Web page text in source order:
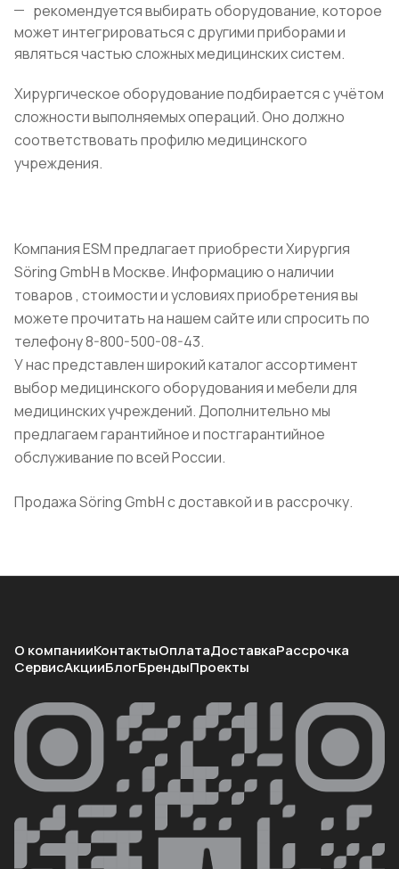
рекомендуется выбирать оборудование, которое
может интегрироваться с другими приборами и
являться частью сложных медицинских систем.
Хирургическое оборудование подбирается с учётом
сложности выполняемых операций. Оно должно
соответствовать профилю медицинского
учреждения.
Компания ESM предлагает приобрести Хирургия
Söring GmbH в Москве. Информацию о наличии
товаров , стоимости и условиях приобретения вы
можете прочитать на нашем сайте или спросить по
телефону 8-800-500-08-43.
У нас представлен широкий каталог ассортимент
выбор медицинского оборудования и мебели для
медицинских учреждений. Дополнительно мы
предлагаем гарантийное и постгарантийное
обслуживание по всей России.
Продажа Söring GmbH с доставкой и в рассрочку.
О компанииКонтактыОплатаДоставкаРассрочка
СервисАкцииБлогБрендыПроекты